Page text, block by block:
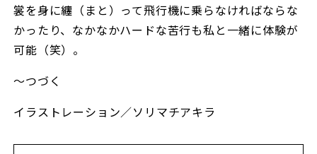
裳を身に纏（まと）って飛行機に乗らなければならな
かったり、なかなかハードな苦行も私と一緒に体験が
可能（笑）。
〜つづく
イラストレーション／ソリマチアキラ